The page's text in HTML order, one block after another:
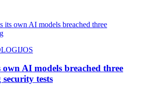
AI models breached three
tests